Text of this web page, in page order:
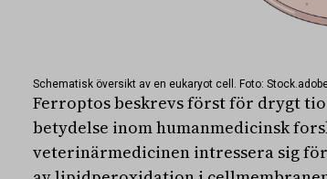
Schematisk översikt av en eukaryot cell. Foto:
Ferroptos beskrevs först för drygt
betydelse inom humanmedicinsk
veterinärmedicinen intressera sig